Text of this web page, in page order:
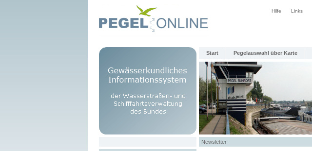
Hilfe Links
Start Pegelauswahl über Karte
Newsletter